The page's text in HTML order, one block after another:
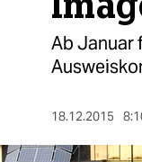
Ab Januar
18.12.2015